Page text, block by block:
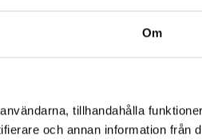
Om
tillhandahålla
och annan information från